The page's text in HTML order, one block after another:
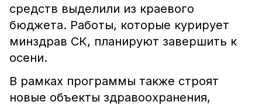
средств выделили из краевого
бюджета. Работы, которые курирует
минздрав СК, планируют завершить к
осени.
В рамках программы также строят
новые объекты здравоохранения,